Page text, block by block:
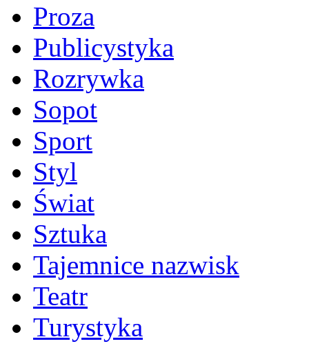
Proza
Publicystyka
Rozrywka
Sopot
Sport
Styl
Świat
Sztuka
Tajemnice nazwisk
Teatr
Turystyka